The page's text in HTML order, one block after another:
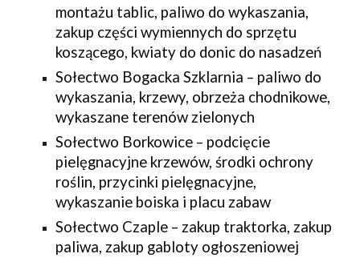
montażu tablic, paliwo do wykaszania,
zakup części wymiennych do sprzętu
koszącego, kwiaty do donic do nasadzeń
Sołectwo Bogacka Szklarnia – paliwo do
wykaszania, krzewy, obrzeża chodnikowe,
wykaszane terenów zielonych
Sołectwo Borkowice – podcięcie
pielęgnacyjne krzewów, środki ochrony
roślin, przycinki pielęgnacyjne,
wykaszanie boiska i placu zabaw
Sołectwo Czaple – zakup traktorka, zakup
paliwa, zakup gabloty ogłoszeniowej